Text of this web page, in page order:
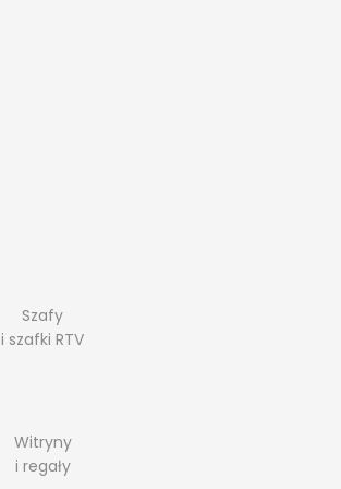
Szafy
i szafki RTV
Witryny
i regały